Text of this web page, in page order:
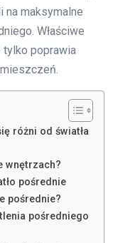
na maksymalne
Właściwe
poprawia
różni od światła
wnętrzach?
pośrednie
pośrednie?
pośredniego